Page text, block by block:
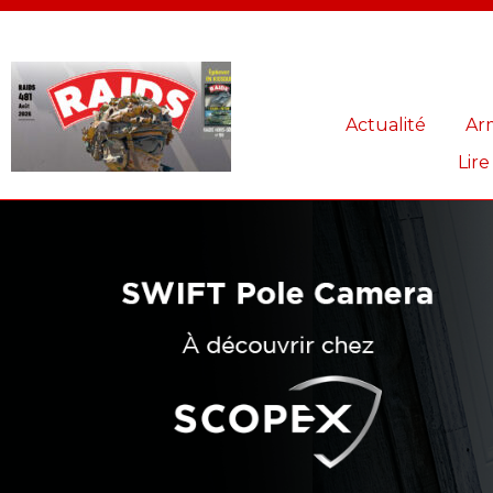
Actualité
Panneau de gestion des cookies